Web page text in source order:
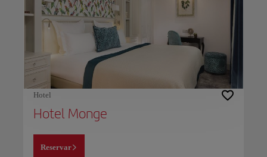
Hotel
Hotel Monge
Reservar